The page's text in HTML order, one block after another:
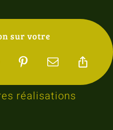
sur votre
réalisations